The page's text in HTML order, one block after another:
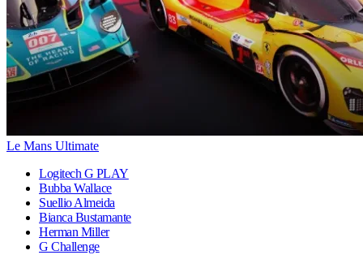
Le Mans Ultimate
Logitech G PLAY
Bubba Wallace
Suellio Almeida
Bianca Bustamante
Herman Miller
G Challenge